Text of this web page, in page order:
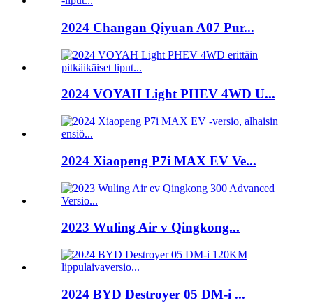
2024 Changan Qiyuan A07 Pur...
2024 VOYAH Light PHEV 4WD U...
2024 Xiaopeng P7i MAX EV Ve...
2023 Wuling Air v Qingkong...
2024 BYD Destroyer 05 DM-i ...